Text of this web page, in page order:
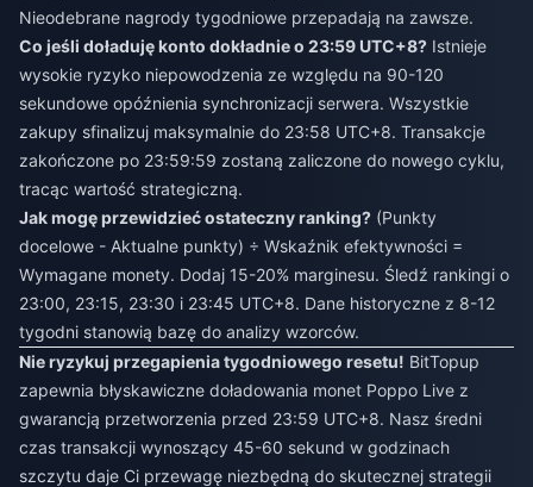
Nieodebrane nagrody tygodniowe przepadają na zawsze.
Co jeśli doładuję konto dokładnie o 23:59 UTC+8? Istnieje
wysokie ryzyko niepowodzenia ze względu na 90-120
sekundowe opóźnienia synchronizacji serwera. Wszystkie
zakupy sfinalizuj maksymalnie do 23:58 UTC+8. Transakcje
zakończone po 23:59:59 zostaną zaliczone do nowego cyklu,
tracąc wartość strategiczną.
Jak mogę przewidzieć ostateczny ranking? (Punkty
docelowe - Aktualne punkty) ÷ Wskaźnik efektywności =
Wymagane monety. Dodaj 15-20% marginesu. Śledź rankingi o
23:00, 23:15, 23:30 i 23:45 UTC+8. Dane historyczne z 8-12
tygodni stanowią bazę do analizy wzorców.
Nie ryzykuj przegapienia tygodniowego resetu! BitTopup
zapewnia błyskawiczne doładowania monet Poppo Live z
gwarancją przetworzenia przed 23:59 UTC+8. Nasz średni
czas transakcji wynoszący 45-60 sekund w godzinach
szczytu daje Ci przewagę niezbędną do skutecznej strategii